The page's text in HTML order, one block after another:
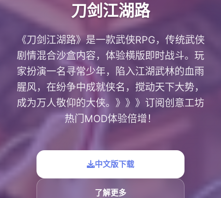
刀剑江湖路
《刀剑江湖路》是一款武侠RPG，传统武侠
剧情混合沙盒内容，体验横版即时战斗。玩
家扮演一名寻常少年，陷入江湖武林的血雨
腥风，在纷争中成就侠名，搅动天下大势，
成为万人敬仰的大侠。》》》订阅创意工坊
热门MOD体验倍增！
中文版下载
了解更多